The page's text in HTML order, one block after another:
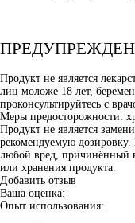
Продукт не является
лиц моложе 18 лет,
проконсультируйтесь с
Меры предосторожности:
Продукт не является
рекомендуемую дозировку.
любой вред, причинённый в
или хранения продукта.
Добавить отзыв
Ваша оценка:
Опыт использования: